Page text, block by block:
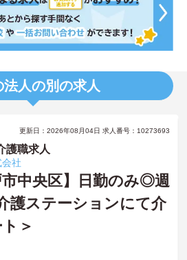
法人の別の求人
更新日：2026年08月04日 求人番号：10273693
護職求人
社
市中央区】日勤のみ◎週
護ステーションにて介
＞